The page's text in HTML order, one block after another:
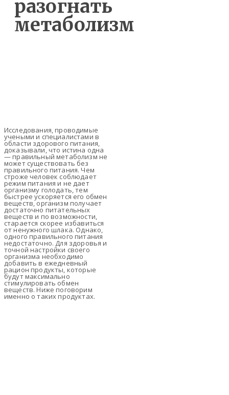
разогнать
метаболизм
Исследования, проводимые
учеными и специалистами в
области здорового питания,
доказывали, что истина одна
— правильный метаболизм не
может существовать без
правильного питания. Чем
строже человек соблюдает
режим питания и не дает
организму голодать, тем
быстрее ускоряется его обмен
веществ, организм получает
достаточно питательных
веществ и по возможности,
старается скорее избавиться
от ненужного шлака. Однако,
одного правильного питания
недостаточно. Для здоровья и
точной настройки своего
организма необходимо
добавить в ежедневный
рацион продукты, которые
будут максимально
стимулировать обмен
веществ. Ниже поговорим
именно о таких продуктах.